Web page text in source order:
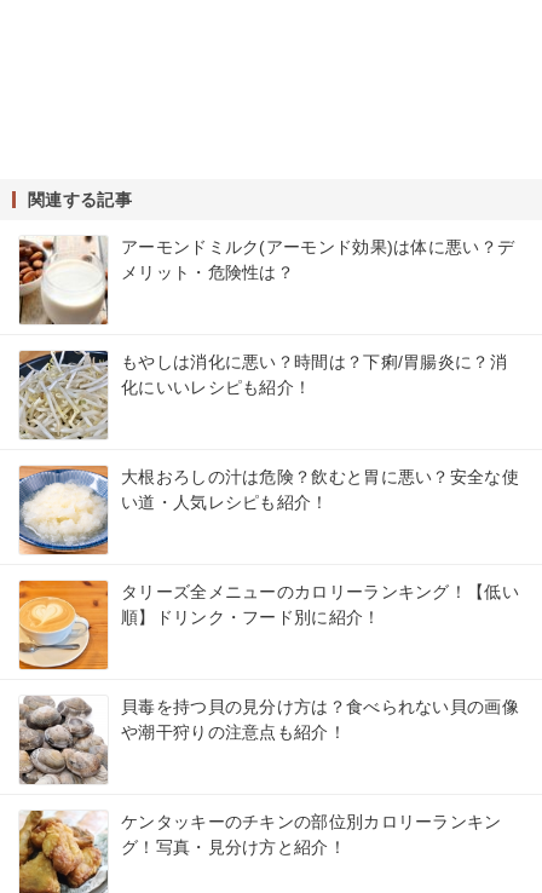
関連する記事
アーモンドミルク(アーモンド効果)は体に悪い？デ
メリット・危険性は？
もやしは消化に悪い？時間は？下痢/胃腸炎に？消
化にいいレシピも紹介！
大根おろしの汁は危険？飲むと胃に悪い？安全な使
い道・人気レシピも紹介！
タリーズ全メニューのカロリーランキング！【低い
順】ドリンク・フード別に紹介！
貝毒を持つ貝の見分け方は？食べられない貝の画像
や潮干狩りの注意点も紹介！
ケンタッキーのチキンの部位別カロリーランキン
グ！写真・見分け方と紹介！